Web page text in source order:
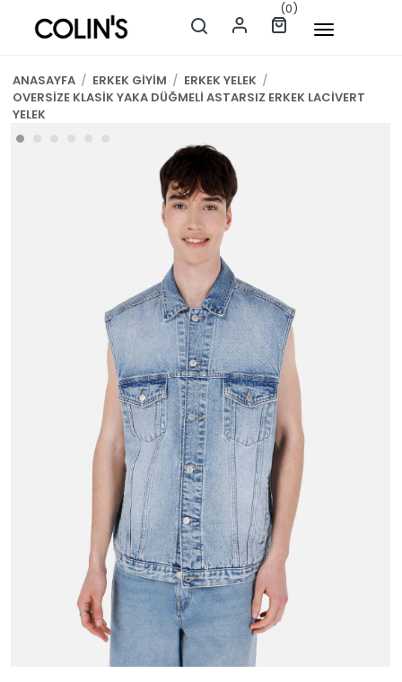
(0)
ANASAYFA / ERKEK GİYİM / ERKEK YELEK /
OVERSİZE KLASİK YAKA DÜĞMELİ ASTARSIZ ERKEK LACİVERT
YELEK